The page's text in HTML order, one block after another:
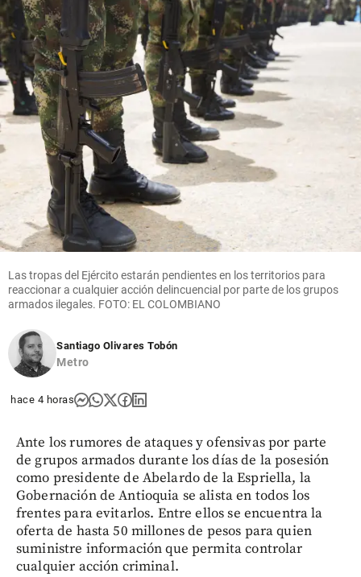
Las tropas del Ejército estarán pendientes en los territorios para
reaccionar a cualquier acción delincuencial por parte de los grupos
armados ilegales. FOTO: EL COLOMBIANO
Santiago Olivares Tobón
Metro
hace 4 horas
Ante los rumores de ataques y ofensivas por parte
de grupos armados durante los días de la posesión
como presidente de Abelardo de la Espriella, la
Gobernación de Antioquia se alista en todos los
frentes para evitarlos. Entre ellos se encuentra la
oferta de hasta 50 millones de pesos para quien
suministre información que permita controlar
cualquier acción criminal.